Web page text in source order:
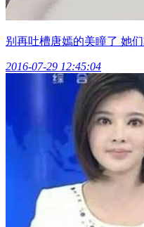
别再吐槽唐嫣的美瞳了 她
2016-07-29 12:45:04